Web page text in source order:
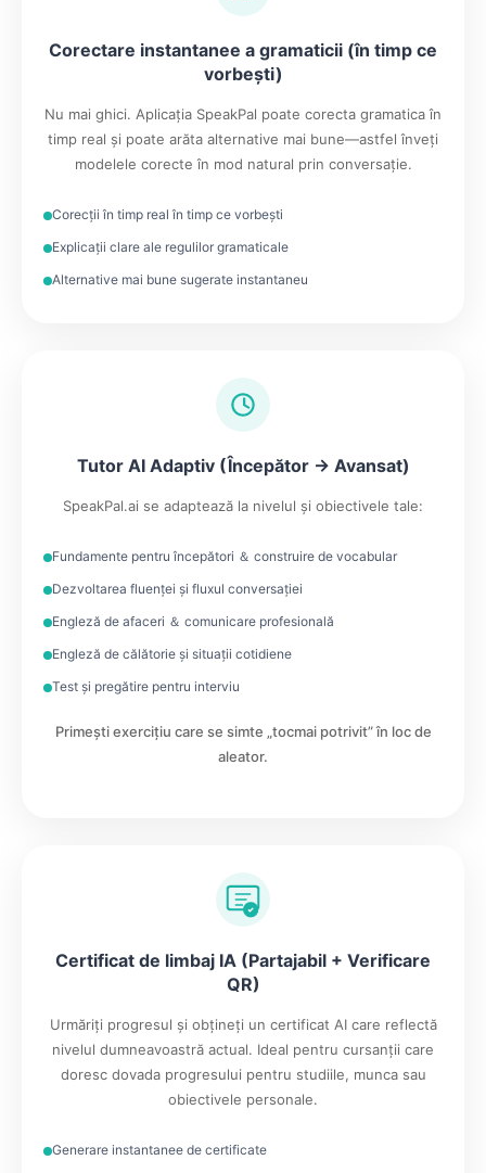
Corectare instantanee a gramaticii (în timp ce
vorbești)
Nu mai ghici. Aplicația SpeakPal poate corecta gramatica în
timp real și poate arăta alternative mai bune—astfel înveți
modelele corecte în mod natural prin conversație.
Corecții în timp real în timp ce vorbești
Explicații clare ale regulilor gramaticale
Alternative mai bune sugerate instantaneu
Tutor AI Adaptiv (Începător → Avansat)
SpeakPal.ai se adaptează la nivelul și obiectivele tale:
Fundamente pentru începători ＆ construire de vocabular
Dezvoltarea fluenței și fluxul conversației
Engleză de afaceri ＆ comunicare profesională
Engleză de călătorie și situații cotidiene
Test și pregătire pentru interviu
Primești exercițiu care se simte „tocmai potrivit” în loc de
aleator.
Certificat de limbaj IA (Partajabil + Verificare
QR)
Urmăriți progresul și obțineți un certificat AI care reflectă
nivelul dumneavoastră actual. Ideal pentru cursanții care
doresc dovada progresului pentru studiile, munca sau
obiectivele personale.
Generare instantanee de certificate